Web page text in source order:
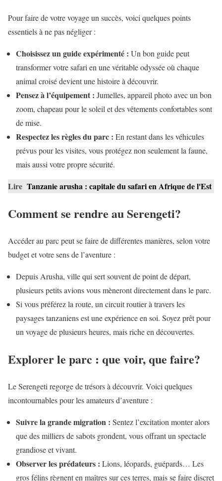
Pour faire de votre voyage un succès, voici quelques points
essentiels à ne pas négliger :
Choisissez un guide expérimenté : Un bon guide peut
transformer votre safari en une véritable odyssée où chaque
animal croisé devient une histoire à découvrir.
Pensez à l’équipement : Jumelles, appareil photo avec un bon
zoom, chapeau pour le soleil et des vêtements confortables sont
de mise.
Respectez les règles du parc : En restant dans les véhicules
prévus pour les visites, vous protégez non seulement la faune,
mais aussi votre propre sécurité.
Lire Tanzanie arusha : capitale du safari en Afrique de l'Est
Comment se rendre au Serengeti?
Accéder au parc peut se faire de différentes manières, selon votre
budget et votre sens de l’aventure :
Depuis Arusha, ville qui sert souvent de point de départ,
plusieurs petits avions vous mèneront directement dans le parc.
Si vous préférez la route, un circuit routier à travers les
paysages tanzaniens est une expérience en soi. Soyez prêt pour
un voyage de plusieurs heures, mais riche en découvertes.
Explorer le parc : que voir, que faire?
Le Serengeti regorge de trésors à découvrir. Voici quelques
incontournables pour les amateurs d’aventure :
Suivre la grande migration : Sentez l’excitation monter alors
que des milliers de sabots grondent, vous offrant un spectacle
grandiose et vivant.
Observer les prédateurs : Lions, léopards, guépards… Les
gros félins règnent en maîtres sur ces terres, mais se faire discret